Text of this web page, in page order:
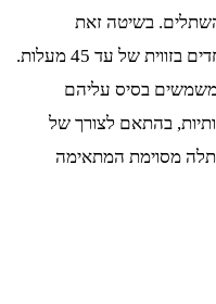
בשיטה זאת
משתילים ארבעה שתלים דנטליים מיוחדים בזווית של עד 45 מעלות.
משמשים בסיס עליהם
בהתאם לצורך של
מסוימת המתאימה